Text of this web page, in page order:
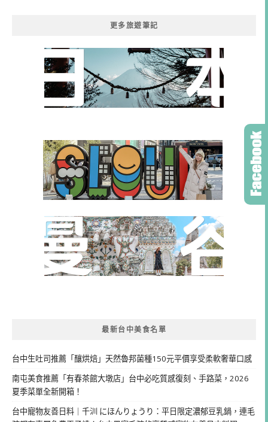
更多旅遊筆記
最新台中美食名單
台中生吐司推薦「釀烘焙」天然魯邦菌種150元平價享受柔軟奢華口感
南屯美食推薦「有春茶館大墩店」台中必吃質感復刻、手路菜，2026
夏季菜單全新開箱！
台中寵物友善日料｜千汌 にほんりょうり：平日限定濃郁豆乳鍋，連毛